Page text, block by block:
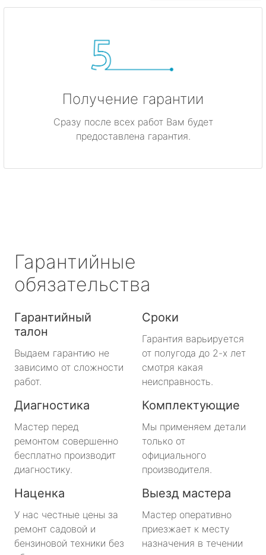
Получение гарантии
Сразу после всех работ Вам будет
предоставлена гарантия.
Гарантийные
обязательства
Гарантийный
талон
Выдаем гарантию не
зависимо от сложности
работ.
Сроки
Гарантия варьируется
от полугода до 2-х лет
смотря какая
неисправность.
Диагностика
Мастер перед
ремонтом совершенно
бесплатно производит
диагностику.
Комплектующие
Мы применяем детали
только от
официального
производителя.
Наценка
У нас честные цены за
ремонт садовой и
бензиновой техники без
Выезд мастера
Мастер оперативно
приезжает к месту
назначения в течении